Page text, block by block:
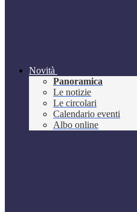
Novità
Panoramica
Le notizie
Le circolari
Calendario eventi
Albo online